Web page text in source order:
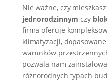
Nie ważne, czy
jednorodzinnym czy
firma oferuje
klimatyzacji,
warunków
pozwala nam
różnorodnych typach